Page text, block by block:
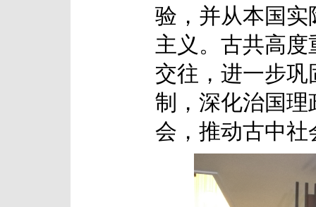
验，并从本国
主义。古共高
交往，进一步
制，深化治国
会，推动古中